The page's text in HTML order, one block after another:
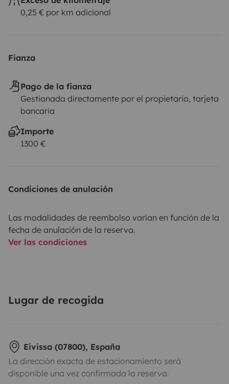
0,25 € por km adicional
Fianza
Pago de la fianza
Gestionada directamente por el propietario, tarjeta
bancaria
Importe
1300 €
Condiciones de anulación
Las modalidades de reembolso varían en función de la
fecha de anulación de la reserva.
Ver las condiciones
Lugar de recogida
Eivissa (07800), España
La dirección exacta de estacionamiento será
disponible una vez confirmada la reserva.